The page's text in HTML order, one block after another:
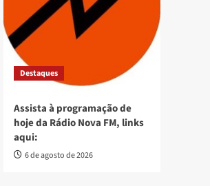
Destaques
Assista à programação de
hoje da Rádio Nova FM, links
aqui:
6 de agosto de 2026